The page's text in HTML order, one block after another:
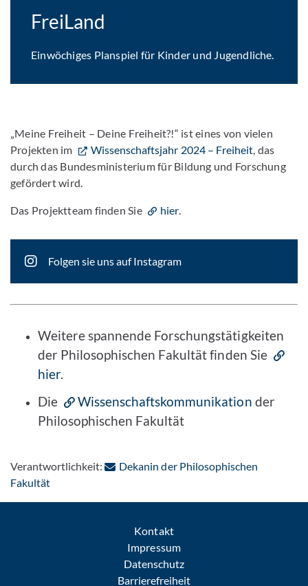
FreiLand
Einwöchiges Planspiel für Kinder und Jugendliche.
„Meine Freiheit – Deine Freiheit?!“ ist eines von vielen
Projekten im
Wissenschaftsjahr 2024 – Freiheit , das
durch das Bundesministerium für Bildung und Forschung
gefördert wird.
Das Projektteam finden Sie hier
Folgen sie uns auf Instagram
Weitere spannende Forschungstätigkeiten
der Philosophischen Fakultät finden Sie
hier.
Die
Wissenschaftskommunikation der
Philosophischen Fakultät
Verantwortlichkeit:
Dekanin der Philosophischen
Fakultät: Per E-Mail kontaktieren
Kontakt
Impressum
Datenschutz
Barrierefreiheit